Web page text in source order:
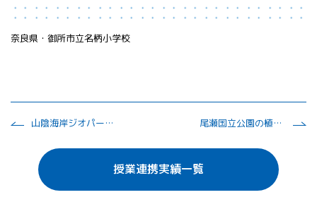
奈良県・御所市立名柄小学校
山陰海岸ジオパークで大地について学ぼう 尾瀬国立公園の植生調査（ALOSの画像データ活用）
授業連携実績一覧